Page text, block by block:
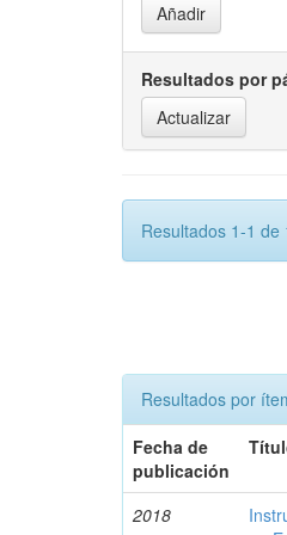
Resultados por
Resultados 1-1 de
Resultados por
Fecha de
publicación
2018